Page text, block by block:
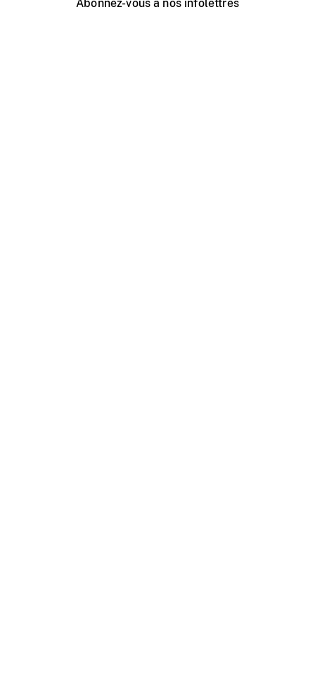
Abonnez-vous à nos infolettres